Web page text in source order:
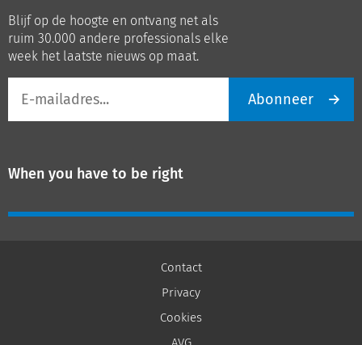
LinkedInYoutube
Blijf op de hoogte en ontvang net als
ruim 30.000 andere professionals elke
week het laatste nieuws op maat.
mailadres
Abonneer
When you have to be right
Contact
Privacy
Cookies